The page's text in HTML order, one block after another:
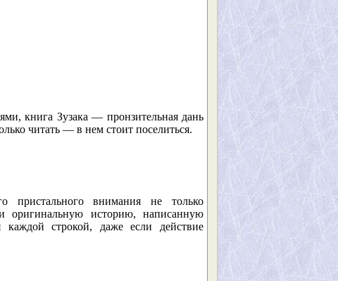
книга Зузака — пронзительная дань
читать — в нем стоит поселиться.
пристального внимания не только
историю, написанную
каждой строкой, даже если действие